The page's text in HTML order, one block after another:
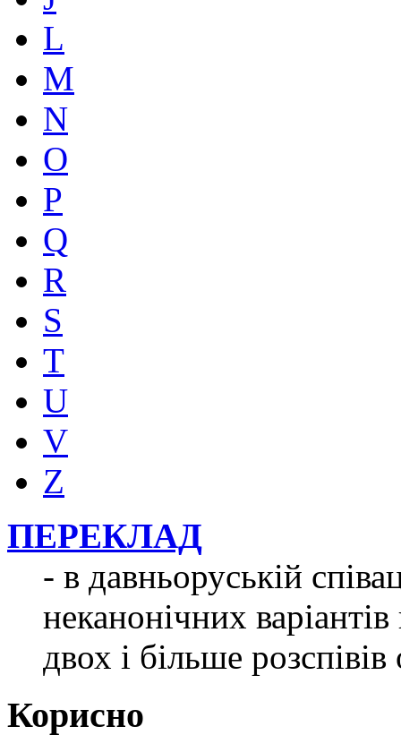
L
M
N
O
P
Q
R
S
T
U
V
Z
ПЕРЕКЛАД
- в давньоруській
неканонічних
двох і більше
Корисно